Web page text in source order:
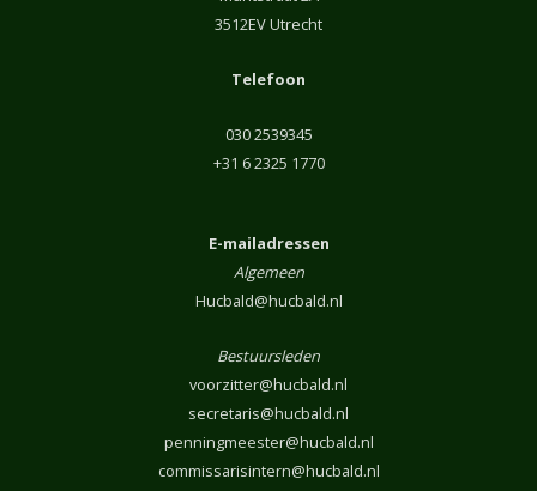
3512EV Utrecht
Telefoon
030 2539345
+31 6 2325 1770
E-mailadressen
Algemeen
Hucbald@hucbald.nl
Bestuursleden
voorzitter@hucbald.nl
secretaris@hucbald.nl
penningmeester@hucbald.nl
commissarisintern@hucbald.nl